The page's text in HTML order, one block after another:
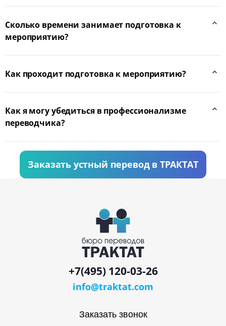
Сколько времени занимает подготовка к
мероприятию?
Как проходит подготовка к мероприятию?
Как я могу убедиться в профессионализме
переводчика?
Заказать устный перевод в ТРАКТАТ
Заказать звонок
+7(495) 120-03-26
info@traktat.com